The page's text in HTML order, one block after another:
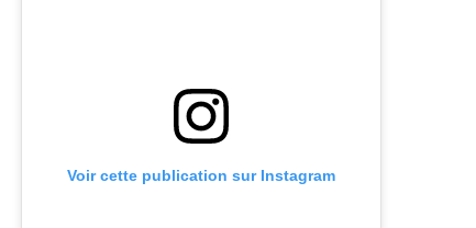
Voir cette publication sur Instagram